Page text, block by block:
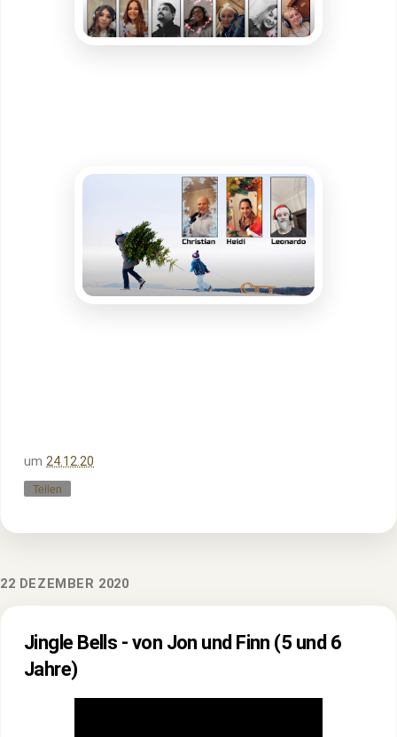
um 24.12.20
Teilen
22 DEZEMBER 2020
Jingle Bells - von Jon und Finn (5 und 6
Jahre)